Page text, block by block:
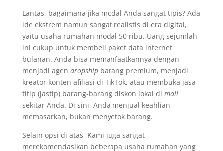
Lantas, bagaimana jika modal Anda sangat tipis? Ada
ide ekstrem namun sangat realistis di era digital,
yaitu usaha rumahan modal 50 ribu. Uang sejumlah
ini cukup untuk membeli paket data internet
bulanan. Anda bisa memanfaatkannya dengan
menjadi agen dropshipbarang premium, menjadi
kreator konten afiliasi di TikTok, atau membuka jasa
titip (jastip) barang-barang diskon lokal di mall
sekitar Anda. Di sini, Anda menjual keahlian
memasarkan, bukan menyetok barang.
Selain opsi di atas, Kami juga sangat
merekomendasikan beberapa usaha rumahan yang